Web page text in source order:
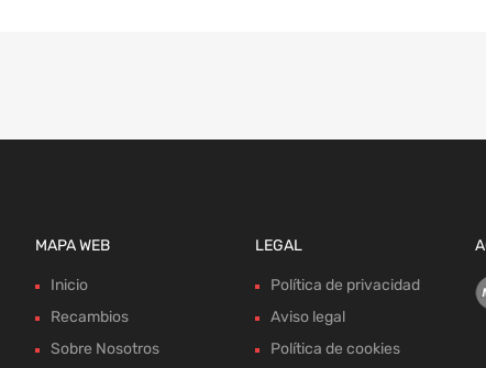
MAPA WEB
Inicio
Recambios
Sobre Nosotros
LEGAL
Política de privacidad
Aviso legal
Política de cookies